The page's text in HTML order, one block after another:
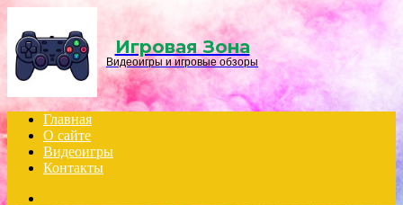
Игровая Зона
Видеоигры и игровые обзоры
Главная
О сайте
Видеоигры
Контакты